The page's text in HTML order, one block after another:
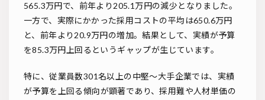
565.3万円で、前年より205.1万円の減少となりました。
一方で、実際にかかった採用コストの平均は650.6万円
と、前年より20.9万円の増加。結果として、実績が予算
を85.3万円上回るというギャップが生じています。
特に、従業員数301名以上の中堅〜大手企業では、実績
が予算を上回る傾向が顕著であり、採用難や人材単価の